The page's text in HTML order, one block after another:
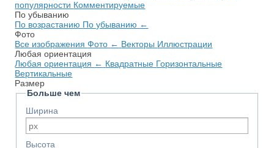
популярности Комментируемые
По убыванию
По возрастанию По убыванию ←
Фото
Все изображенияФото ← Векторы Иллюстрации
Любая ориентация
Любая ориентация ← Квадратные Горизонтальные
Вертикальные
Размер
Больше чем
Ширина
Высота